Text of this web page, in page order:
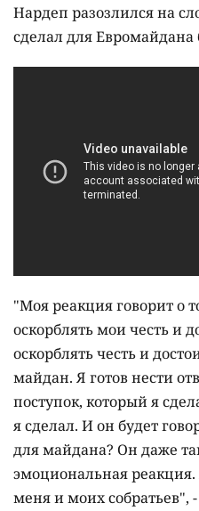
Нардеп разозлился на
сделал для
"Моя реакция говорит о
оскорблять мои честь и
оскорблять честь и
майдан. Я готов нести
поступок, который я
я сделал. И он будет
для майдана? Он даже
эмоциональная
меня и моих собратьев",